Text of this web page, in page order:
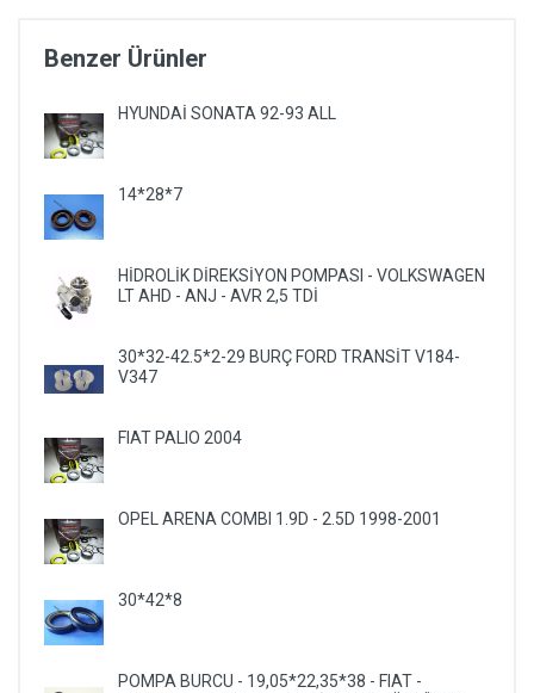
Benzer Ürünler
HYUNDAİ SONATA 92-93 ALL
14*28*7
HİDROLİK DİREKSİYON POMPASI - VOLKSWAGEN
LT AHD - ANJ - AVR 2,5 TDİ
30*32-42.5*2-29 BURÇ FORD TRANSİT V184-
V347
FIAT PALIO 2004
OPEL ARENA COMBI 1.9D - 2.5D 1998-2001
30*42*8
POMPA BURCU - 19,05*22,35*38 - FIAT -